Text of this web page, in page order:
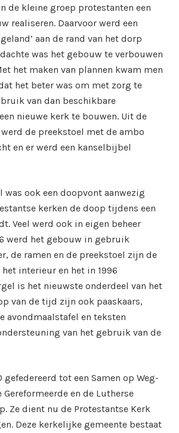
de kleine groep protestanten een
realiseren. Daarvoor werd een
aan de rand van het dorp
was het gebouw te verbouwen
het maken van plannen kwam men
het beter was om met zorg te
van dan beschikbare
nieuwe kerk te bouwen. Uit de
werd de preekstoel met de ambo
en er werd een kanselbijbel
was ook een doopvont aanwezig
kerken de doop tijdens een
Veel werd ook in eigen beheer
werd het gebouw in gebruik
de ramen en de preekstoel zijn de
interieur en het in 1996
is het nieuwste onderdeel van het
van de tijd zijn ook paaskaars,
avondmaalstafel en teksten
van het gebruik van de
gefedereerd tot een Samen op Weg-
en de Lutherse
Ze dient nu de Protestantse Kerk
Deze kerkelijke gemeente bestaat